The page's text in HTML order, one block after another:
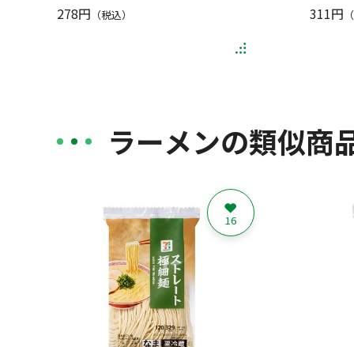
278円 （税込） 311円
ラーメンの類似商
16